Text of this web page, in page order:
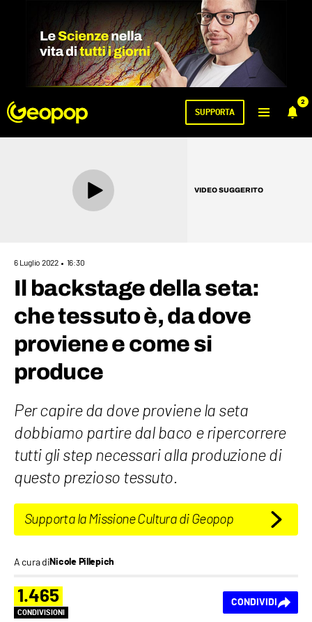
2
SUPPORTA
VIDEO SUGGERITO
6 Luglio 2022 16:30
Il backstage della seta:
che tessuto è, da dove
proviene e come si
produce
Per capire da dove proviene la seta
dobbiamo partire dal baco e ripercorrere
tutti gli step necessari alla produzione di
questo prezioso tessuto.
Supporta la Missione Cultura di Geopop
A cura diNicole Pillepich
1.465
CONDIVISIONI
CONDIVIDI